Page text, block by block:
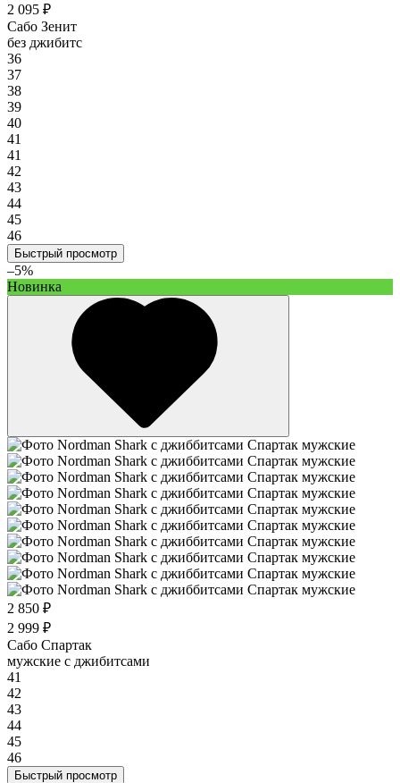
2 095 ₽
Сабо Зенит
без джибитс
36
37
38
39
40
41
41
42
43
44
45
46
Быстрый просмотр
–5%
Новинка
2 850 ₽
2 999 ₽
Сабо Спартак
мужские с джибитсами
41
42
43
44
45
46
Быстрый просмотр